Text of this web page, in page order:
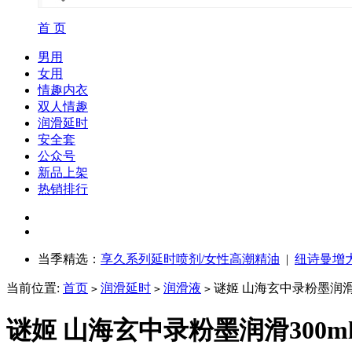
首 页
男用
女用
情趣内衣
双人情趣
润滑延时
安全套
公众号
新品上架
热销排行
当季精选： 享久系列延时喷剂/女性高潮精油 | 纽诗曼增
当前位置: 首页 > 润滑延时 > 润滑液 > 谜姬 山海玄中录粉墨润
谜姬 山海玄中录粉墨润滑